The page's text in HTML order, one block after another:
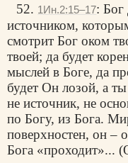
52. 1Ин.2:15–17: Бог
источником,
смотрит Бог оком
твоей; да будет
мыслей в Боге, да
будет Он лозой, а
не источник, не
по Богу, из Бога.
поверхностен, он –
Бога «проходит»...